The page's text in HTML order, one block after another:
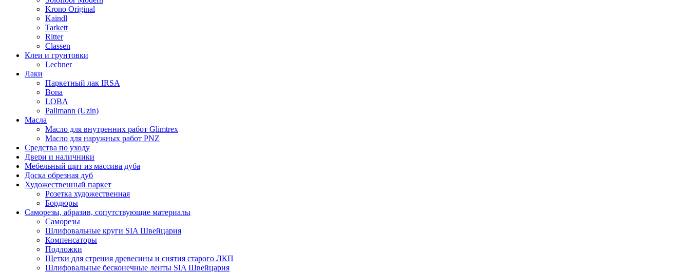
Krono Original
Kaindl
Tarkett
Ritter
Classen
Клеи и грунтовки
Lechner
Лаки
Паркетный лак IRSA
Bona
LOBA
Pallmann (Uzin)
Масла
Масло для внутренних работ Glimtrex
Масло для наружных работ PNZ
Средства по уходу
Двери и наличники
Мебельный щит из массива дуба
Доска обрезная дуб
Художественный паркет
Розетка художественная
Бордюры
Саморезы, абразив, сопутствующие материалы
Саморезы
Шлифовальные круги SIA Швейцария
Компенсаторы
Подложки
Щетки для стрения древесины и снятия старого ЛКП
Шлифовальные бесконечные ленты SIA Швейцария